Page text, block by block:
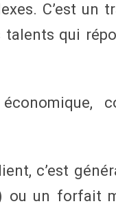
C’est un
talents qui
c’est
ou un forfait